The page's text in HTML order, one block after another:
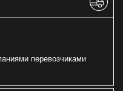
перевозчиками